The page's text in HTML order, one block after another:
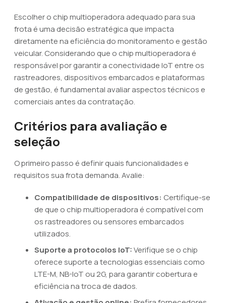
Escolher o chip multioperadora adequado para sua
frota é uma decisão estratégica que impacta
diretamente na eficiência do monitoramento e gestão
veicular. Considerando que o chip multioperadora é
responsável por garantir a conectividade IoT entre os
rastreadores, dispositivos embarcados e plataformas
de gestão, é fundamental avaliar aspectos técnicos e
comerciais antes da contratação.
Critérios para avaliação e
seleção
O primeiro passo é definir quais funcionalidades e
requisitos sua frota demanda. Avalie:
Compatibilidade de dispositivos: Certifique-se
de que o chip multioperadora é compatível com
os rastreadores ou sensores embarcados
utilizados.
Suporte a protocolos IoT:Verifique se o chip
oferece suporte a tecnologias essenciais como
LTE-M, NB-IoT ou 2G, para garantir cobertura e
eficiência na troca de dados.